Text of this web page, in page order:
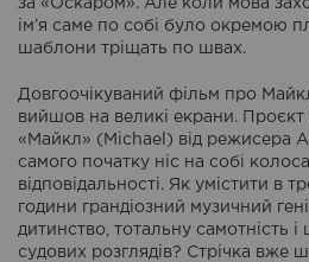
за «Оскаром». Але коли мова
ім’я саме по собі було окремою
шаблони тріщать по швах.
Довгоочікуваний фільм про
вийшов на великі екрани. Проєкт
«Майкл» (Michael) від режисера
самого початку ніс на собі
відповідальності. Як умістити в
години грандіозний музичний
дитинство, тотальну самотність
судових розглядів? Стрічка вже